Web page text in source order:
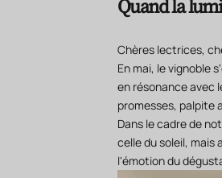
Quand la
Chères lectrices,
En mai, le vignoble
en résonance avec
promesses, palpite
Dans le cadre de
celle du soleil, mais
l'émotion du